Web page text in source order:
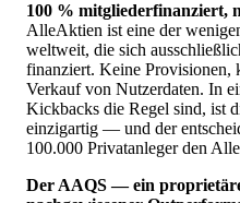
100 % mitgliederfinanziert,
AlleAktien ist eine der
weltweit, die sich
finanziert. Keine Provisionen,
Verkauf von Nutzerdaten. In
Kickbacks die Regel sind, ist
einzigartig — und der
100.000 Privatanleger den
Der AAQS — ein